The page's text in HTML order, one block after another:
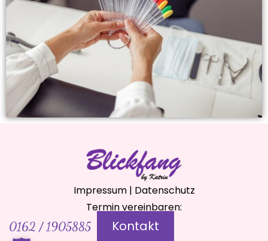
Impressum| Datenschutz
Termin vereinbaren:
0162 / 1905885 Kontakt